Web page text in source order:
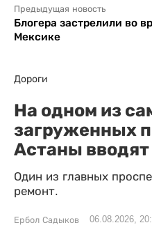
Предыдущая новость
Блогера застрелили во
Мексике
Дороги
На одном из
загруженных
Астаны
Один из главных
ремонт.
Ербол Садыков 06.08.2026,